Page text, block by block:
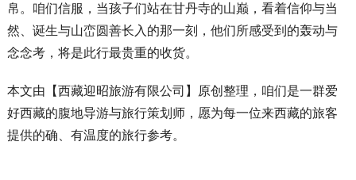
帛。咱们信服，当孩子们站在甘丹寺的山巅，看着信仰与当
然、诞生与山峦圆善长入的那一刻，他们所感受到的轰动与
念念考，将是此行最贵重的收货。
本文由【西藏迎昭旅游有限公司】原创整理，咱们是一群爱
好西藏的腹地导游与旅行策划师，愿为每一位来西藏的旅客
提供的确、有温度的旅行参考。